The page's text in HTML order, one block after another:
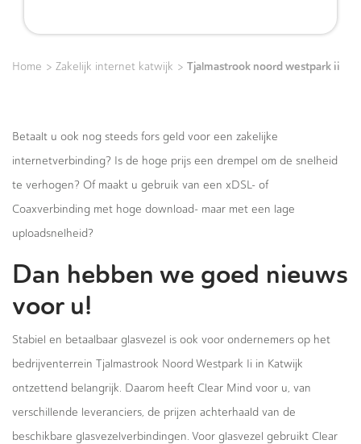
Home > Zakelijk internet katwijk > Tjalmastrook noord westpark ii
Betaalt u ook nog steeds fors geld voor een zakelijke
internetverbinding? Is de hoge prijs een drempel om de snelheid
te verhogen? Of maakt u gebruik van een xDSL- of
Coaxverbinding met hoge download- maar met een lage
uploadsnelheid?
Dan hebben we goed nieuws
voor u!
Stabiel en betaalbaar glasvezel is ook voor ondernemers op het
bedrijventerrein Tjalmastrook Noord Westpark Ii in Katwijk
ontzettend belangrijk. Daarom heeft Clear Mind voor u, van
verschillende leveranciers, de prijzen achterhaald van de
beschikbare glasvezelverbindingen. Voor glasvezel gebruikt Clear